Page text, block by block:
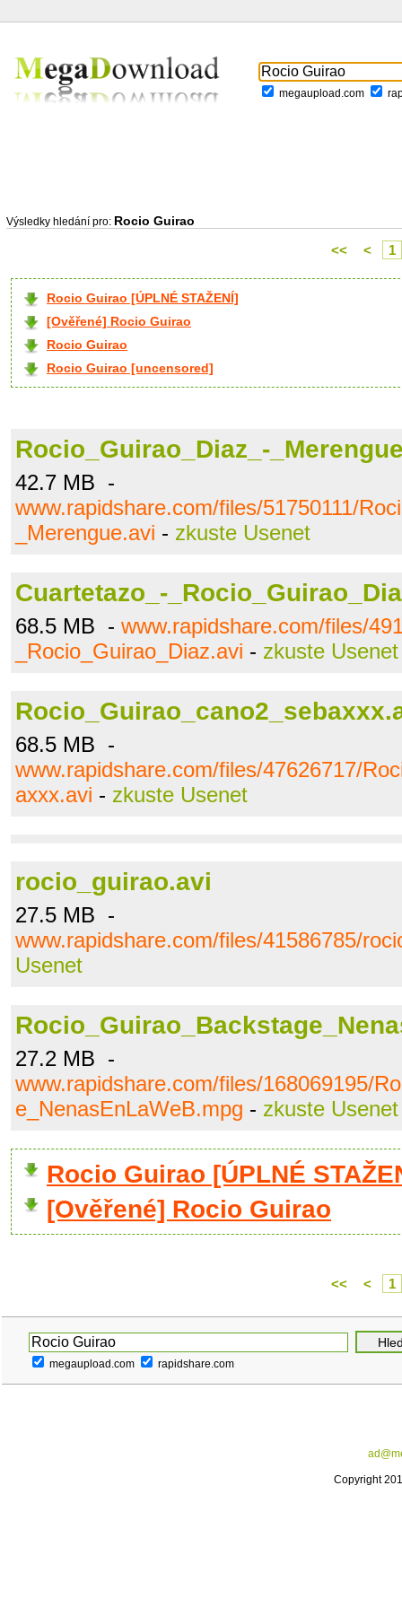
megaupload.com
Výsledky hledání pro: Rocio Guirao
<< < 1
Rocio Guirao [ÚPLNÉ STAŽENÍ]
[Ověřené] Rocio Guirao
Rocio Guirao
Rocio Guirao [uncensored]
Rocio_Guirao_Diaz_-
42.7 MB -
www.rapidshare.com/files/51750111/
_Merengue.avi - zkuste Usenet
Cuartetazo_-
68.5 MB - www.rapidshare.com/files/
_Rocio_Guirao_Diaz.avi - zkuste Usenet
68.5 MB -
www.rapidshare.com/files/47626717/
axxx.avi - zkuste Usenet
rocio_guirao.avi
27.5 MB -
www.rapidshare.com/files/41586785/
Usenet
27.2 MB -
www.rapidshare.com/files/168069195/
e_NenasEnLaWeB.mpg - zkuste Usenet
Rocio Guirao [ÚPLNÉ
[Ověřené] Rocio Guirao
<< < 1
megaupload.com rapidshare.com
Copyright